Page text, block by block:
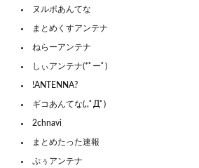
ヌルポあんてな
まとめくすアンテナ
ねらーアンテナ
しぃアンテナ(*ﾟーﾟ)
!ANTENNA?
ギコあんてな(,,ﾟДﾟ)
2chnavi
まとめたった速報
ぷぅアンテナ